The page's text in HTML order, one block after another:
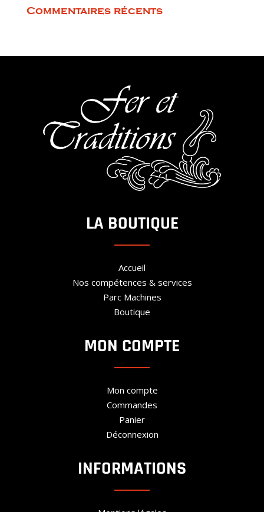
Commentaires récents
LA BOUTIQUE
Accueil
Nos compétences & services
Parc Machines
Boutique
MON COMPTE
Mon compte
Commandes
Panier
Déconnexion
INFORMATIONS